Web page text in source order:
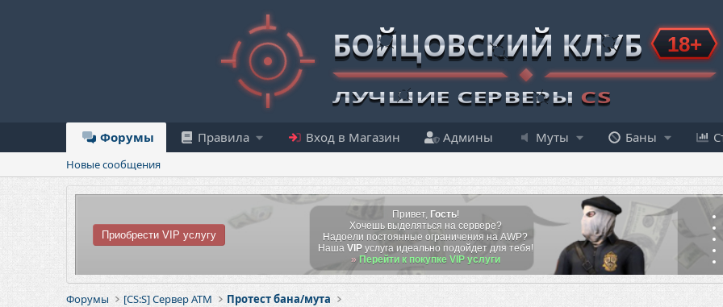
Форумы Правила Вход в Магазин Админы Муты Баны
Новые сообщения
Приобрести VIP услугу
Привет, Гость!
Хочешь выделяться на сервере?
Надоели постоянные ограничения на AWP?
Наша VIPуслуга идеально подойдет для тебя!
» Перейти к покупке VIP услуги
Форумы [CS:S] Сервер АТМ Протест бана/мута